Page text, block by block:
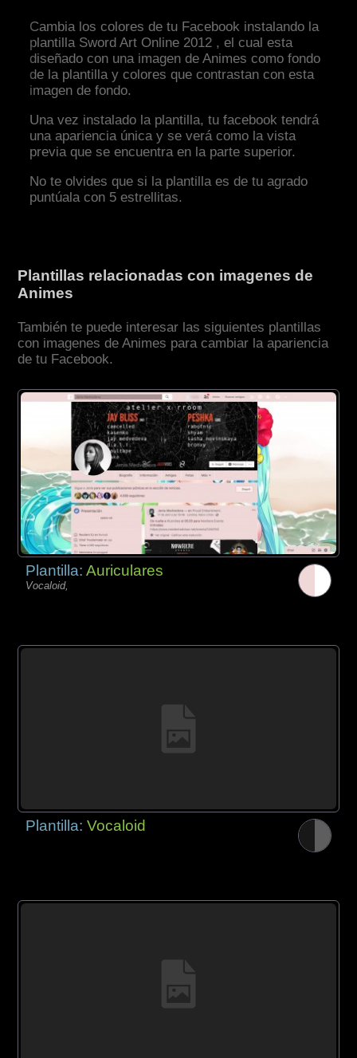
Cambia los colores de tu Facebook instalando la
plantilla Sword Art Online 2012 , el cual esta
diseñado con una imagen de Animes como fondo
de la plantilla y colores que contrastan con esta
imagen de fondo.
Una vez instalado la plantilla, tu facebook tendrá
una apariencia única y se verá como la vista
previa que se encuentra en la parte superior.
No te olvides que si la plantilla es de tu agrado
puntúala con 5 estrellitas.
Plantillas relacionadas con imagenes de
Animes
También te puede interesar las siguientes plantillas
con imagenes de Animes para cambiar la apariencia
de tu Facebook.
Plantilla:Auriculares
Vocaloid,
Plantilla:Vocaloid